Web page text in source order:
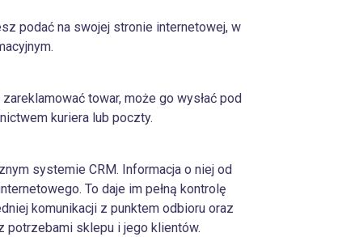
podać na swojej stronie internetowej, w
towar, może go wysłać pod
kuriera lub poczty.
systemie CRM. Informacja o niej od
To daje im pełną kontrolę
komunikacji z punktem odbioru oraz
potrzebami sklepu i jego klientów.